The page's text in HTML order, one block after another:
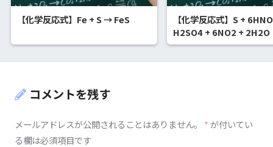
【化学反応式】Fe + S → FeS
【化学反応式】S +
H2SO4 + 6NO2 + 2H2O
コメントを残す
メールアドレスが公開されることはありません。 *が付いてい
る欄は必須項目です